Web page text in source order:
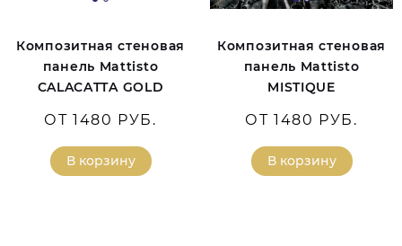
Композитная стеновая
панель Mattisto
CALACATTA GOLD
ОТ 1480 РУБ.
В корзину
Композитная стеновая
панель Mattisto
MISTIQUE
ОТ 1480 РУБ.
В корзину